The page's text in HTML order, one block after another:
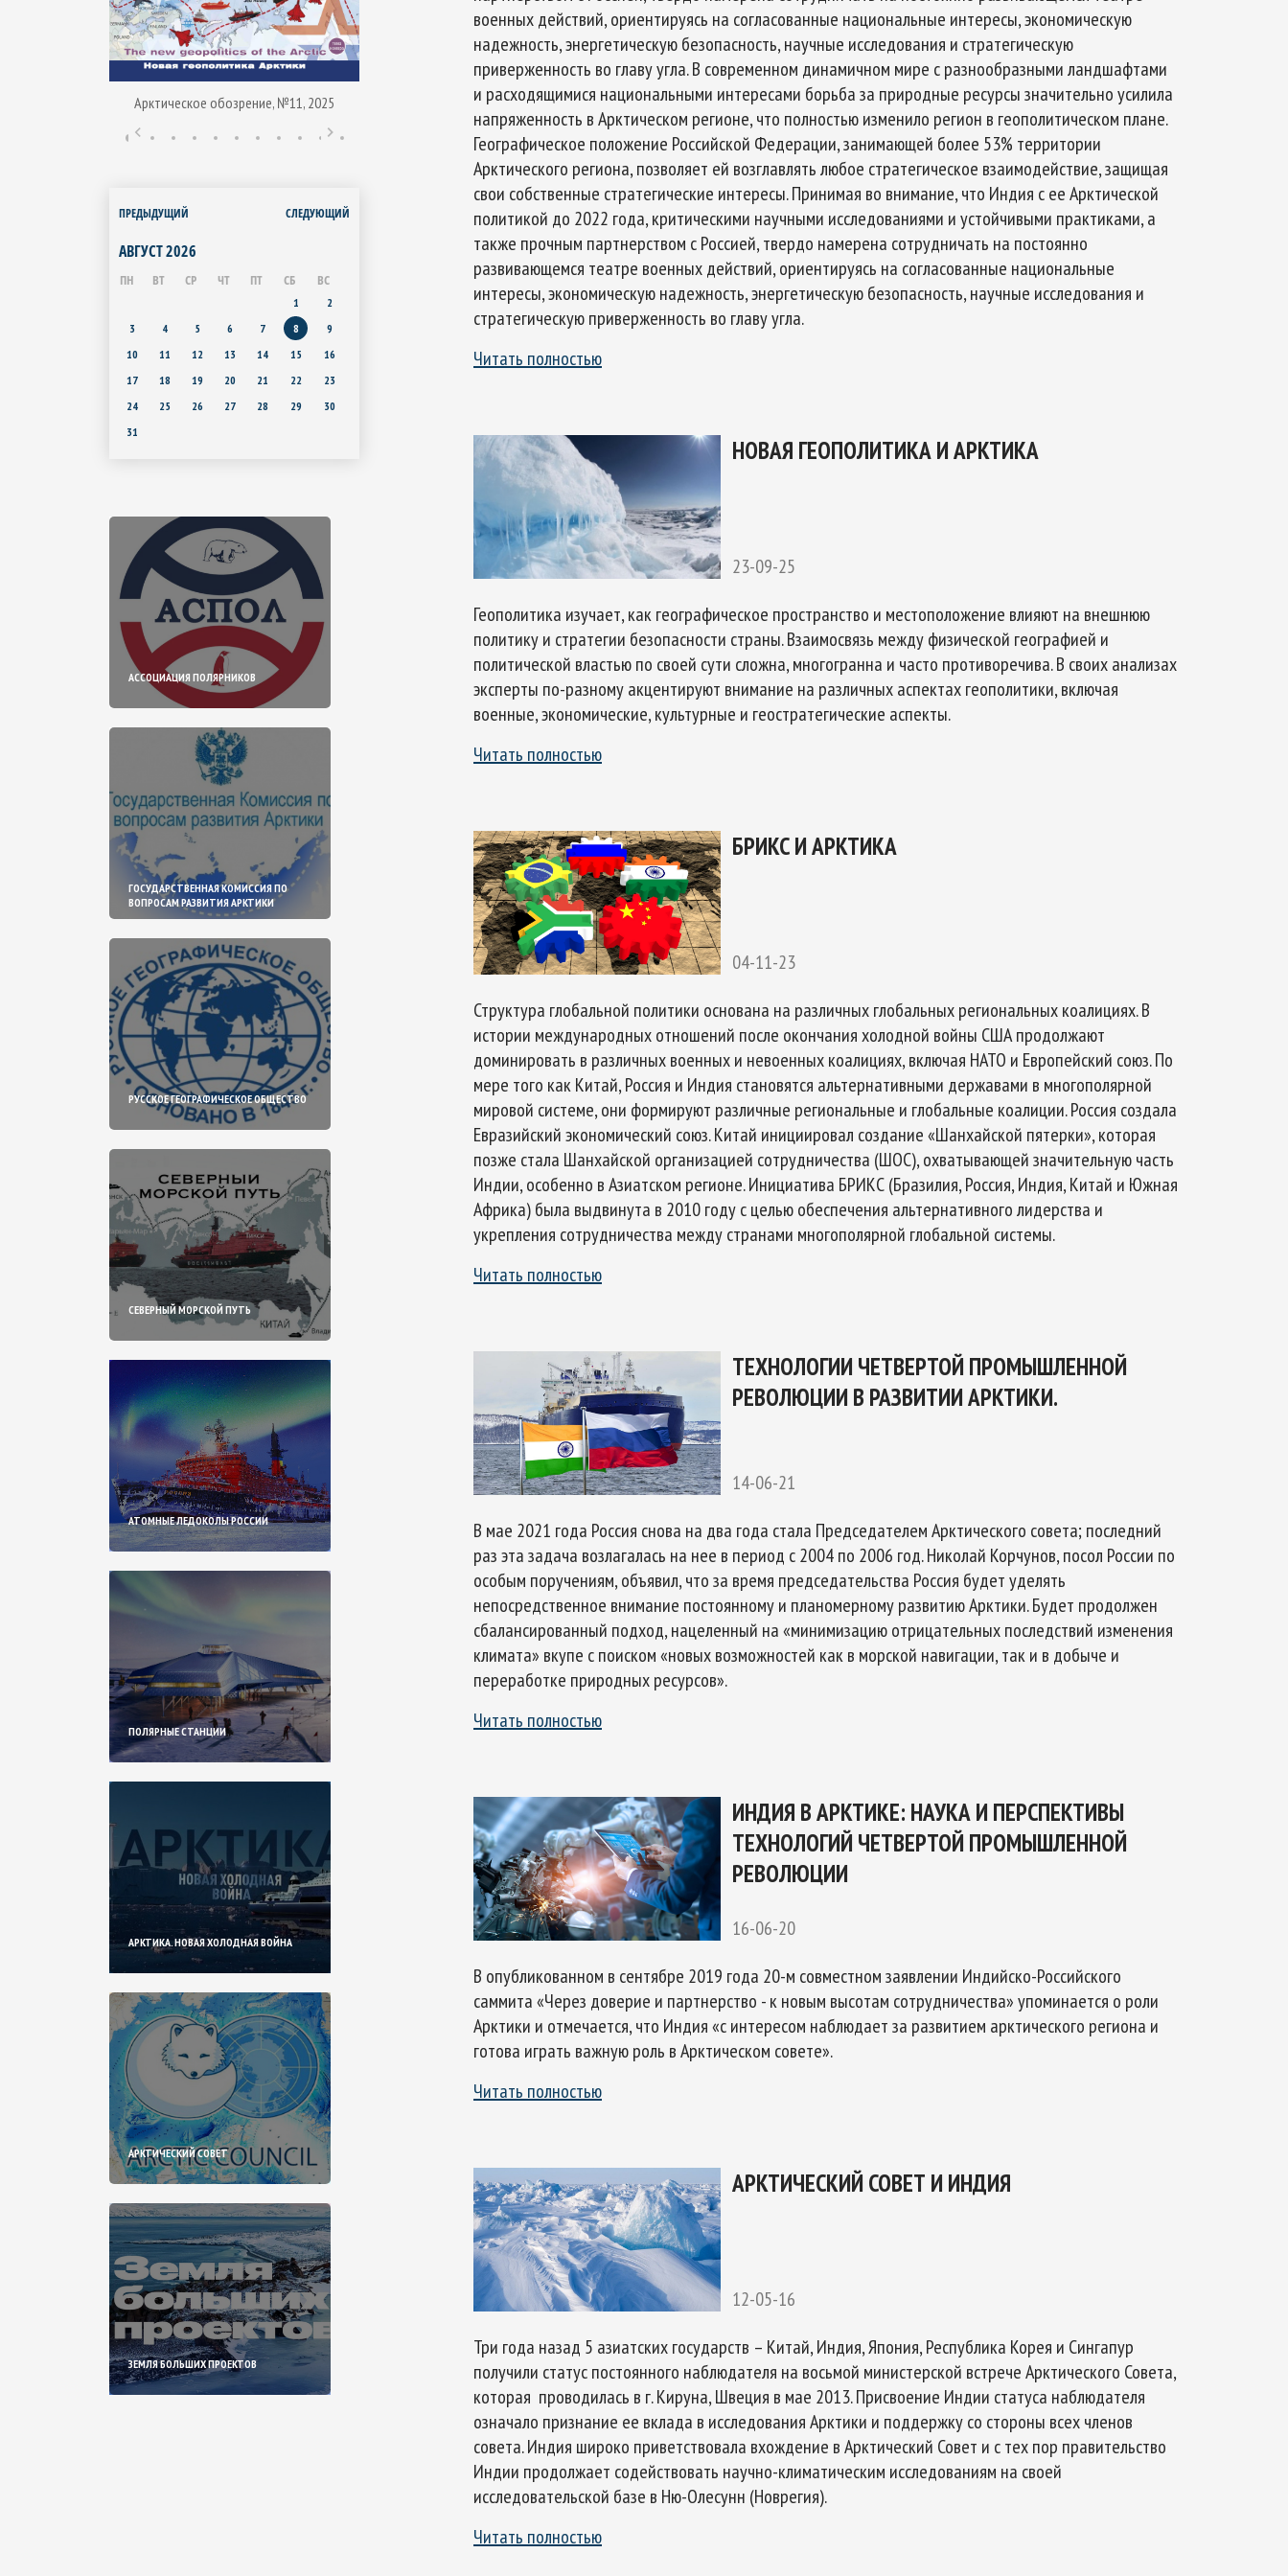
Арктическое обозрение, №11, 2025 Арктическое обозрение, №10, 2024 Арктическое обозрение, №9, 2023 Арктическое обозрение, №8, 2022 Арктическое обозрение,
ПРЕДЫДУЩИЙ СЛЕДУЮЩИЙ
АВГУСТ2026
ПН ВТ СР ЧТ ПТ СБ ВС
1
2
3
4 5 6 7 8
9
10
11 12 13 14 15
16
17
18 19 20 21 22
23
24
25 26 27 28 29
30
31
АССОЦИАЦИЯ ПОЛЯРНИКОВ
ГОСУДАРСТВЕННАЯ КОМИССИЯ ПО
ВОПРОСАМ РАЗВИТИЯ АРКТИКИ
РУССКОЕ ГЕОГРАФИЧЕСКОЕ ОБЩЕСТВО
СЕВЕРНЫЙ МОРСКОЙ ПУТЬ
АТОМНЫЕ ЛЕДОКОЛЫ РОССИИ
ПОЛЯРНЫЕ СТАНЦИИ
АРКТИКА. НОВАЯ ХОЛОДНАЯ ВОЙНА
АРКТИЧЕСКИЙ СОВЕТ
ЗЕМЛЯ БОЛЬШИХ ПРОЕКТОВ
военных действий, ориентируясь на согласованные национальные интересы, экономическую
надежность, энергетическую безопасность, научные исследования и стратегическую
приверженность во главу угла. В современном динамичном мире с разнообразными ландшафтами
и расходящимися национальными интересами борьба за природные ресурсы значительно усилила
напряженность в Арктическом регионе, что полностью изменило регион в геополитическом плане.
Географическое положение Российской Федерации, занимающей более 53% территории
Арктического региона, позволяет ей возглавлять любое стратегическое взаимодействие, защищая
свои собственные стратегические интересы. Принимая во внимание, что Индия с ее Арктической
политикой до 2022 года, критическими научными исследованиями и устойчивыми практиками, а
также прочным партнерством с Россией, твердо намерена сотрудничать на постоянно
развивающемся театре военных действий, ориентируясь на согласованные национальные
интересы, экономическую надежность, энергетическую безопасность, научные исследования и
стратегическую приверженность во главу угла.
Читать полностью
НОВАЯ ГЕОПОЛИТИКА И АРКТИКА
23-09-25
Геополитика изучает, как географическое пространство и местоположение влияют на внешнюю
политику и стратегии безопасности страны. Взаимосвязь между физической географией и
политической властью по своей сути сложна, многогранна и часто противоречива. В своих анализах
эксперты по-разному акцентируют внимание на различных аспектах геополитики, включая
военные, экономические, культурные и геостратегические аспекты.
Читать полностью
БРИКС И АРКТИКА
04-11-23
Структура глобальной политики основана на различных глобальных региональных коалициях. В
истории международных отношений после окончания холодной войны США продолжают
доминировать в различных военных и невоенных коалициях, включая НАТО и Европейский союз. По
мере того как Китай, Россия и Индия становятся альтернативными державами в многополярной
мировой системе, они формируют различные региональные и глобальные коалиции. Россия создала
Евразийский экономический союз. Китай инициировал создание «Шанхайской пятерки», которая
позже стала Шанхайской организацией сотрудничества (ШОС), охватывающей значительную часть
Индии, особенно в Азиатском регионе. Инициатива БРИКС (Бразилия, Россия, Индия, Китай и Южная
Африка) была выдвинута в 2010 году с целью обеспечения альтернативного лидерства и
укрепления сотрудничества между странами многополярной глобальной системы.
Читать полностью
ТЕХНОЛОГИИ ЧЕТВЕРТОЙ ПРОМЫШЛЕННОЙ
РЕВОЛЮЦИИ В РАЗВИТИИ АРКТИКИ.
14-06-21
В мае 2021 года Россия снова на два года стала Председателем Арктического совета; последний
раз эта задача возлагалась на нее в период с 2004 по 2006 год. Николай Корчунов, посол России по
особым поручениям, объявил, что за время председательства Россия будет уделять
непосредственное внимание постоянному и планомерному развитию Арктики. Будет продолжен
сбалансированный подход, нацеленный на «минимизацию отрицательных последствий изменения
климата» вкупе с поиском «новых возможностей как в морской навигации, так и в добыче и
переработке природных ресурсов».
Читать полностью
ИНДИЯ В АРКТИКЕ: НАУКА И ПЕРСПЕКТИВЫ
ТЕХНОЛОГИЙ ЧЕТВЕРТОЙ ПРОМЫШЛЕННОЙ
РЕВОЛЮЦИИ
16-06-20
В опубликованном в сентябре 2019 года 20-м совместном заявлении Индийско-Российского
саммита «Через доверие и партнерство - к новым высотам сотрудничества» упоминается о роли
Арктики и отмечается, что Индия «с интересом наблюдает за развитием арктического региона и
готова играть важную роль в Арктическом совете».
Читать полностью
АРКТИЧЕСКИЙ СОВЕТ И ИНДИЯ
12-05-16
Три года назад 5 азиатских государств – Китай, Индия, Япония, Республика Корея и Сингапур
получили статус постоянного наблюдателя на восьмой министерской встрече Арктического Совета,
которая проводилась в г. Кируна, Швеция в мае 2013. Присвоение Индии статуса наблюдателя
означало признание ее вклада в исследования Арктики и поддержку со стороны всех членов
совета. Индия широко приветствовала вхождение в Арктический Совет и с тех пор правительство
Индии продолжает содействовать научно-климатическим исследованиям на своей
исследовательской базе в Ню-Олесунн (Новрегия).
Читать полностью